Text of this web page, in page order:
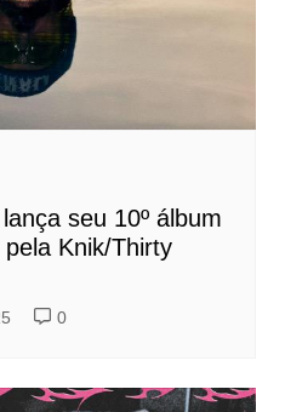
seu 10º álbum
pela Knik/Thirty
0